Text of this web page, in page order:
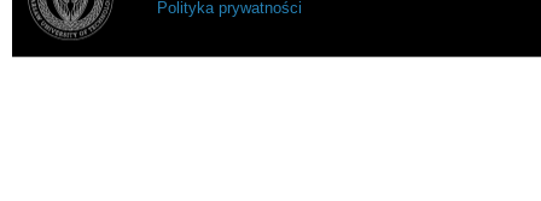
Polityka prywatności